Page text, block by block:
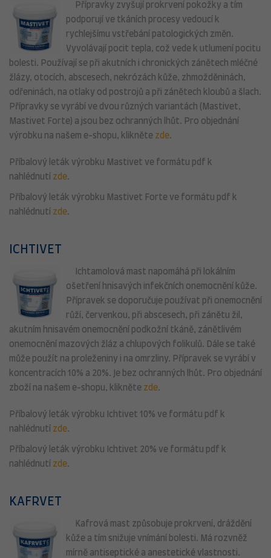
Přípravky zvyšují prokrvení pokožky a tím
podporují ve tkáních procesy vedoucí k
rychlejšímu vstřebání patologických změn.
Vyvolávají pocit tepla, což vede k utlumení pocitu
bolesti. Používají se při akutních i chronických zánětech mléčné
žlázy, otocích, abscesech, nekrózách kůže, zhmožděninách,
odřeninách, na otlaky od postrojů a při zánětech kloubů a šlach.
Přípravky se vyrábí ve dvou různých variantách (Mastivet,
Mastivet Forte) a jsou bez ochranných lhůt. Pro objednání
výrobku na našem e-shopu, klikněte zde.
Příbalový leták výrobku Mastivet ve formátu pdf k
nahlédnutí zde.
Příbalový leták výrobku Mastivet Forte ve formátu pdf k
nahlédnutí zde.
ICHTIVET
Ichtamolová mast napomáhá při lokálním
ošetření hnisavých infekčních onemocnění kůže.
Přípravek se doporučuje používat při onemocnění
růží, červenkou, při abscesech, při zánětu žil,
akutním hnisavém onemocnění podkožní tkáně, zánětlivém
onemocnění mazových žláz a chlupových folikulů. Dále se také
může použít na proleženiny i na omrzliny. Přípravek se vyrábí v
koncentracích 10% a 20%. Je bez ochranných lhůt. Pro objednání
zboží na našem e-shopu, klikněte zde.
Příbalový leták výrobku Ichtivet 10% ve formátu pdf k
nahlédnutí zde.
Příbalový leták výrobku Ichtivet 20% ve formátu pdf k
nahlédnutí zde.
KAFRVET
Kafrová mast způsobuje prokrvení, dráždění
kůže a tím snižuje vnímání bolesti. Má rozvněž
mírně antiseptické a anestetické vlastnosti.